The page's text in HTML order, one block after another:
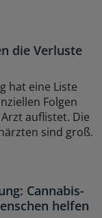
die Verluste
hat eine Liste
Folgen
auflistet. Die
sind groß.
Cannabis-
helfen